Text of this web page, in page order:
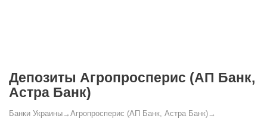
Депозиты Агропросперис (АП Банк,
Астра Банк)
Банки Украины→ Агропросперис (АП Банк, Астра Банк)→